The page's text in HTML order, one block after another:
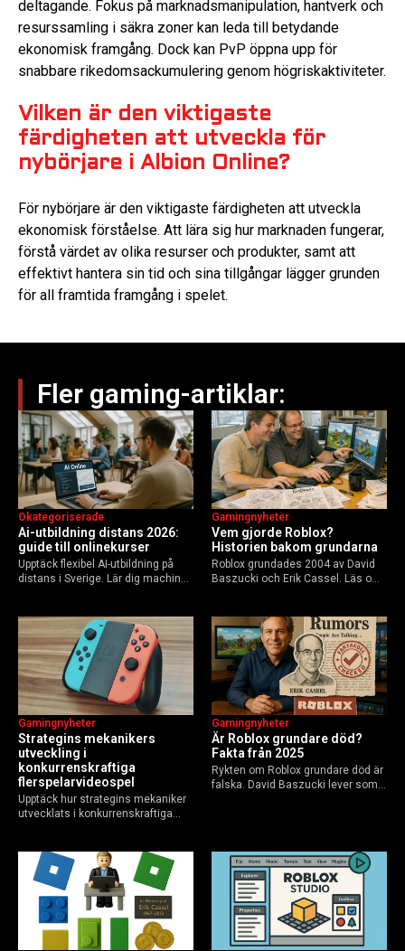
deltagande. Fokus på marknadsmanipulation, hantverk och
resurssamling i säkra zoner kan leda till betydande
ekonomisk framgång. Dock kan PvP öppna upp för
snabbare rikedomsackumulering genom högriskaktiviteter.
Vilken är den viktigaste
färdigheten att utveckla för
nybörjare i Albion Online?
För nybörjare är den viktigaste färdigheten att utveckla
ekonomisk förståelse. Att lära sig hur marknaden fungerar,
förstå värdet av olika resurser och produkter, samt att
effektivt hantera sin tid och sina tillgångar lägger grunden
för all framtida framgång i spelet.
Fler gaming-artiklar:
Ai-utbildning distans 2026:
guide till onlinekurser
Okategoriserade
Upptäck flexibel AI-utbildning på
distans i Sverige. Lär dig machine
Guide för nybörjare och
yrkesverksamma som vill bygga…
Vem gjorde Roblox?
Historien bakom grundarna
Gamingnyheter
Roblox grundades 2004 av David
Baszucki och Erik Cassel. Läs om
användare 2025, och vad som
händer inför 2026.
Strategins mekanikers
utveckling i
konkurrenskraftiga
flerspelarvideospel
Gamingnyheter
Upptäck hur strategins mekaniker
utvecklats i konkurrenskraftiga
AI-drivna innovationer.
Är Roblox grundare död?
Fakta från 2025
Gamingnyheter
Rykten om Roblox grundare död är
falska. David Baszucki lever som